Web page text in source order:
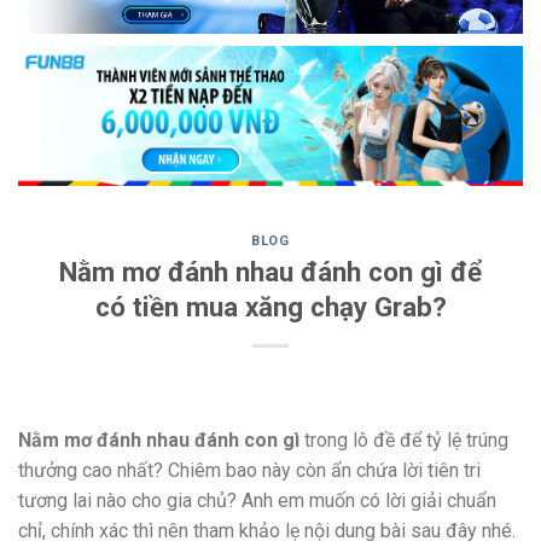
BLOG
Nằm mơ đánh nhau đánh con gì để
có tiền mua xăng chạy Grab?
Nằm mơ đánh nhau đánh con gì trong lô đề để tỷ lệ trúng
thưởng cao nhất? Chiêm bao này còn ẩn chứa lời tiên tri
tương lai nào cho gia chủ? Anh em muốn có lời giải chuẩn
chỉ, chính xác thì nên tham khảo lẹ nội dung bài sau đây nhé.